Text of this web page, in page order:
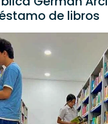
de libros